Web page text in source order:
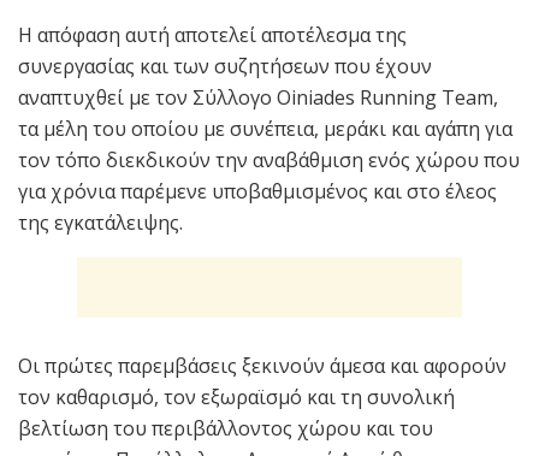
Η απόφαση αυτή αποτελεί αποτέλεσμα της
συνεργασίας και των συζητήσεων που έχουν
αναπτυχθεί με τον Σύλλογο Oiniades Running Team,
τα μέλη του οποίου με συνέπεια, μεράκι και αγάπη για
τον τόπο διεκδικούν την αναβάθμιση ενός χώρου που
για χρόνια παρέμενε υποβαθμισμένος και στο έλεος
της εγκατάλειψης.
Οι πρώτες παρεμβάσεις ξεκινούν άμεσα και αφορούν
τον καθαρισμό, τον εξωραϊσμό και τη συνολική
βελτίωση του περιβάλλοντος χώρου και του